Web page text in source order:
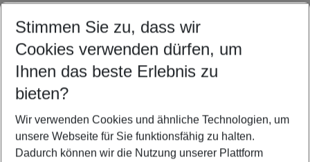
Ändern Sie Ihre Kriterien nach Ihren Wünschen
Abflughafen wählen
Beliebiger Abflughafen
Reisezeitraum wählen
08.08.26– 06.08.27 5-8 Nächte
2 Erwachsene Keine Kinder
Mehr Filter anzeigen
Stimmen Sie zu, dass wir
Cookies verwenden dürfen, um
Ihnen das beste Erlebnis zu
bieten?
Wir verwenden Cookies und ähnliche Technologien, um
unsere Webseite für Sie funktionsfähig zu halten.
Dadurch können wir die Nutzung unserer Plattform